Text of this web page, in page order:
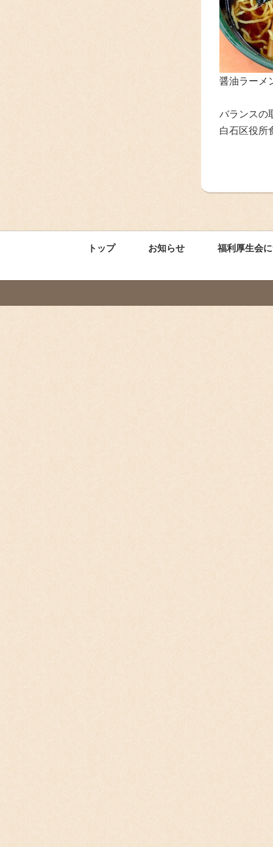
醤油ラーメ
バランスの
白石区役所
トップ お知らせ 福利厚生会